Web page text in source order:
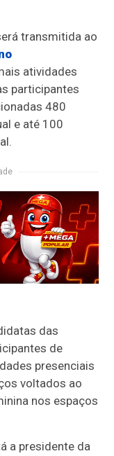
transmitida ao
atividades
participantes
480
e até 100
das
de
presenciais
voltados ao
nos espaços
á a presidente da